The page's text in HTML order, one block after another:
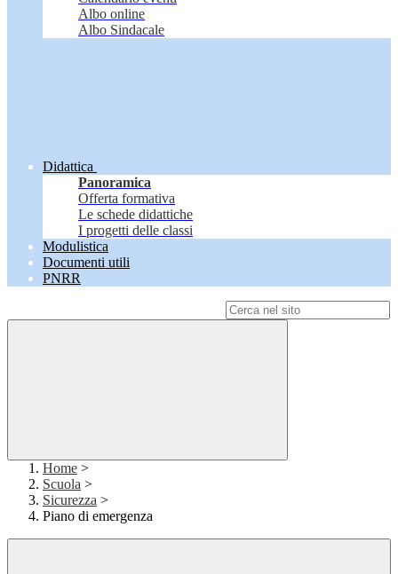
Albo online
Albo Sindacale
Didattica
Panoramica
Offerta formativa
Le schede didattiche
I progetti delle classi
Modulistica
Documenti utili
PNRR
Home >
Scuola >
Sicurezza >
Piano di emergenza